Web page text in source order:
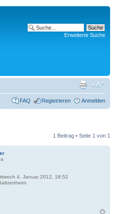
Erweiterte Suche
FAQ Registrieren Anmelden
1 Beitrag • Seite 1 von 1
4. Januar 2012, 18:52